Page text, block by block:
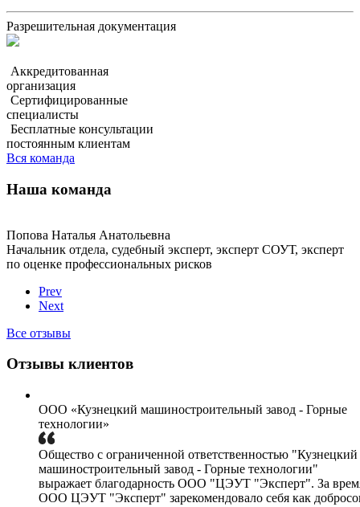
Разрешительная документация
Аккредитованная
организация
Сертифицированные
специалисты
Бесплатные консультации
постоянным клиентам
Вся команда
Наша команда
Попова Наталья Анатольевна
Начальник отдела, судебный эксперт, эксперт СОУТ, эксперт
по оценке профессиональных рисков
Prev
Next
Все отзывы
Отзывы клиентов
ООО «Кузнецкий машиностроительный завод - Горные
технологии»
Общество с ограниченной ответственностью "Кузнецкий
машиностроительный завод - Горные технологии"
выражает благодарность ООО "ЦЭУТ "Эксперт". За
ООО ЦЭУТ "Эксперт" зарекомендовало себя как